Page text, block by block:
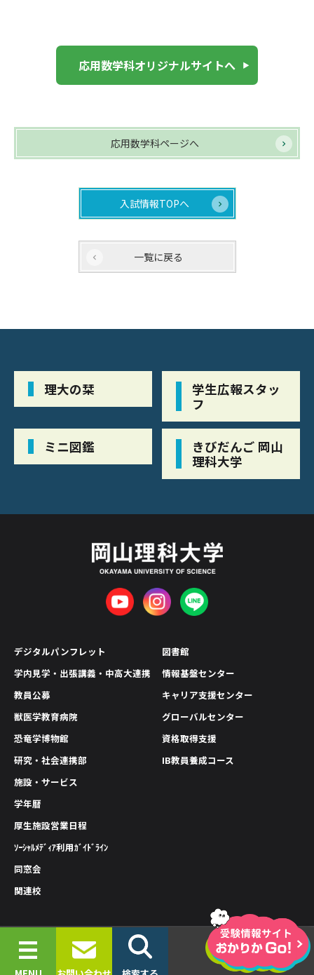
応用数学科オリジナルサイトへ
応用数学科ページへ
入試情報TOPへ
一覧に戻る
理大の栞
学生広報スタッ
フ
ミニ図鑑
きびだんご 岡山
理科大学
デジタルパンフレット
学内見学・出張講義・中高大連携
教員公募
獣医学教育病院
恐竜学博物館
研究・社会連携部
図書館
情報基盤センター
キャリア支援センター
グローバルセンター
資格取得支援
IB教員養成コース
施設・サービス
学年暦
厚生施設営業日程
ｿｰｼｬﾙﾒﾃﾞｨｱ利用ｶﾞｲﾄﾞﾗｲﾝ
同窓会
関連校
情報公開
プライバシーポリシー
サイトポリシー